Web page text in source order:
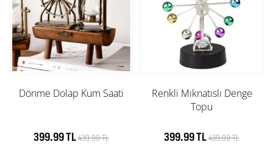
Dönme Dolap Kum Saati
399.99 TL439.99 TL
Renkli Mıknatıslı Denge
Topu
399.99 TL439.99 TL